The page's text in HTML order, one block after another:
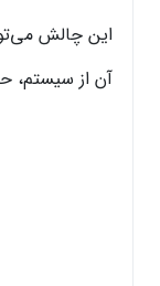
این چالش
آن از سیستم،